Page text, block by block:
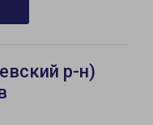
р-н)